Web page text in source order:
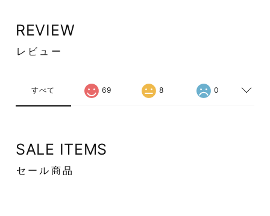
REVIEW
レビュー
すべて 69 8 0
SALE ITEMS
セール商品